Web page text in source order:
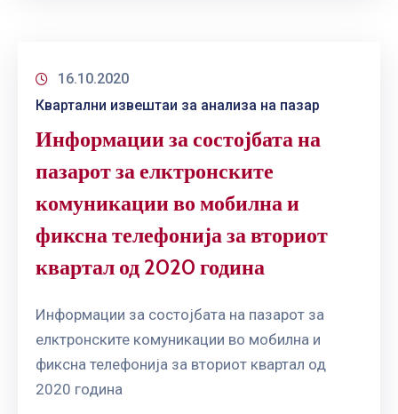
16.10.2020
Квартални извештаи за анализа на пазар
Информации за состојбата на
пазарот за елктронските
комуникации во мобилна и
фиксна телефонија за вториот
квартал од 2020 година
Информации за состојбата на пазарот за
елктронските комуникации во мобилна и
фиксна телефонија за вториот квартал од
2020 година